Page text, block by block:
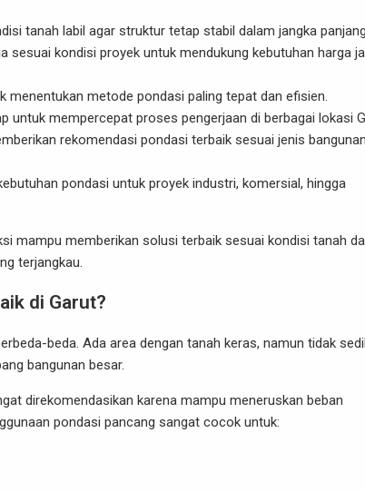
tanah labil agar struktur tetap stabil dalam jangka
sesuai kondisi proyek untuk mendukung kebutuhan harga
menentukan metode pondasi paling tepat dan efisien.
untuk mempercepat proses pengerjaan di berbagai lokasi
rekomendasi pondasi terbaik sesuai jenis
pondasi untuk proyek industri, komersial, hingga
mampu memberikan solusi terbaik sesuai kondisi tanah
terjangkau.
di Garut?
beda. Ada area dengan tanah keras, namun tidak
bangunan besar.
direkomendasikan karena mampu meneruskan beban
pondasi pancang sangat cocok untuk: